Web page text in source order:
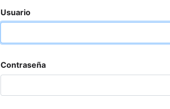
Usuario
Contraseña